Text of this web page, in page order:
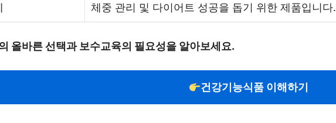
체중 관리 및 다이어트 성공을 돕기 위한 제품입니다.
올바른 선택과 보수교육의 필요성을 알아보세요.
건강기능식품 이해하기